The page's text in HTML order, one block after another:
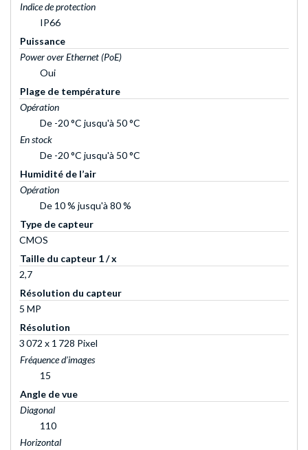
Indice de protection
IP66
Puissance
Power over Ethernet (PoE)
Oui
Plage de température
Opération
De -20 °C jusqu'à 50 °C
En stock
De -20 °C jusqu'à 50 °C
Humidité de l’air
Opération
De 10 % jusqu'à 80 %
Type de capteur
CMOS
Taille du capteur 1 / x
2,7
Résolution du capteur
5 MP
Résolution
3 072 x 1 728 Pixel
Fréquence d’images
15
Angle de vue
Diagonal
110
Horizontal